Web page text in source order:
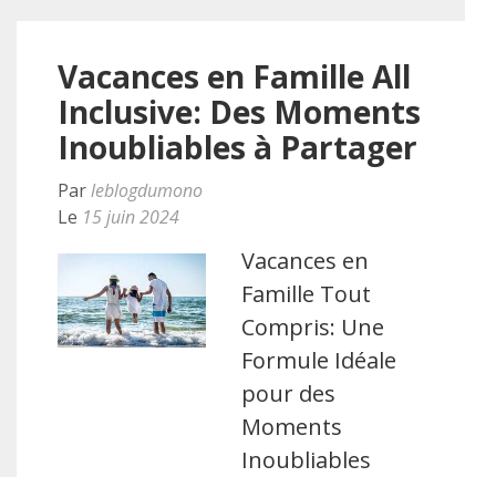
Vacances en Famille All
Inclusive: Des Moments
Inoubliables à Partager
Parleblogdumono
Le 15 juin 2024
Vacances en
Famille Tout
Compris: Une
Formule Idéale
pour des
Moments
Inoubliables